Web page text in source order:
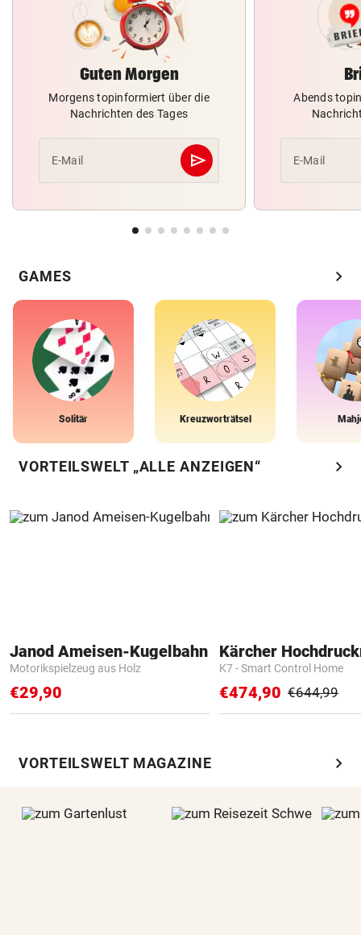
Guten Morgen
Morgens topinformiert über die
Nachrichten des Tages
E-Mail send
Abschicken
Abends
E-Mail
GAMES chevron_right
Solitär Kreuzworträtsel
VORTEILSWELT „ALLE ANZEIGEN“ chevron_right
Janod Ameisen-Kugelbahn
Motorikspielzeug aus Holz
€29,90
Kärcher
K7 - Smart Control Home
€474,90 €644,99
VORTEILSWELT MAGAZINE chevron_right